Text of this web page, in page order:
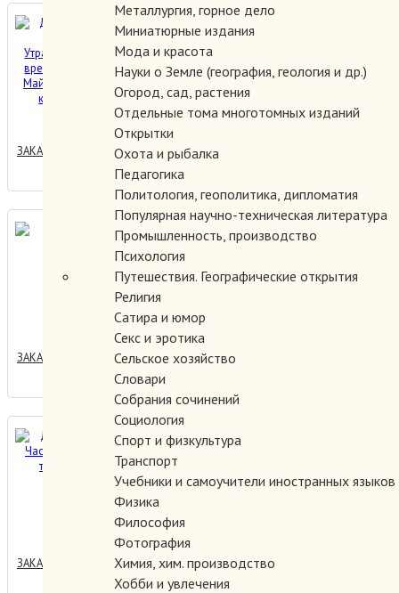
Металлургия, горное дело
Миниатюрные издания
Мода и красота
Науки о Земле (география, геология и др.)
Огород, сад, растения
Отдельные тома многотомных изданий
Открытки
Охота и рыбалка
Педагогика
Политология, геополитика, дипломатия
Популярная научно-техническая литература
Промышленность, производство
Психология
Путешествия. Географические открытия
Религия
Сатира и юмор
Секс и эротика
Сельское хозяйство
Словари
Собрания сочинений
Социология
Спорт и физкультура
Транспорт
Учебники и самоучители иностранных языков
Физика
Философия
Фотография
Химия, хим. производство
Хобби и увлечения
Древняя книга времени.
Утраченные коды времени
племени Майя. Толкование
карт. часть 2
900.00 руб.
ЗАКАЗАТЬ
Древняя мудрость.
200.00 руб.
ЗАКАЗАТЬ
Древо Жизни. Часть первая.
Кто ты,человек?
200.00 руб.
ЗАКАЗАТЬ